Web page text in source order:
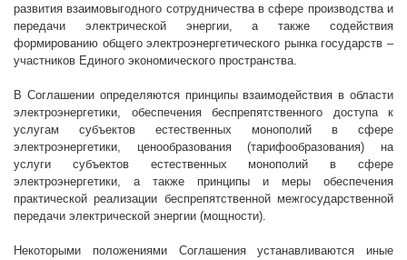
развития взаимовыгодного сотрудничества в сфере производства и
передачи электрической энергии, а также содействия
формированию общего электроэнергетического рынка государств –
участников Единого экономического пространства.
В Соглашении определяются принципы взаимодействия в области
электроэнергетики, обеспечения беспрепятственного доступа к
услугам субъектов естественных монополий в сфере
электроэнергетики, ценообразования (тарифообразования) на
услуги субъектов естественных монополий в сфере
электроэнергетики, а также принципы и меры обеспечения
практической реализации беспрепятственной межгосударственной
передачи электрической энергии (мощности).
Некоторыми положениями Соглашения устанавливаются иные